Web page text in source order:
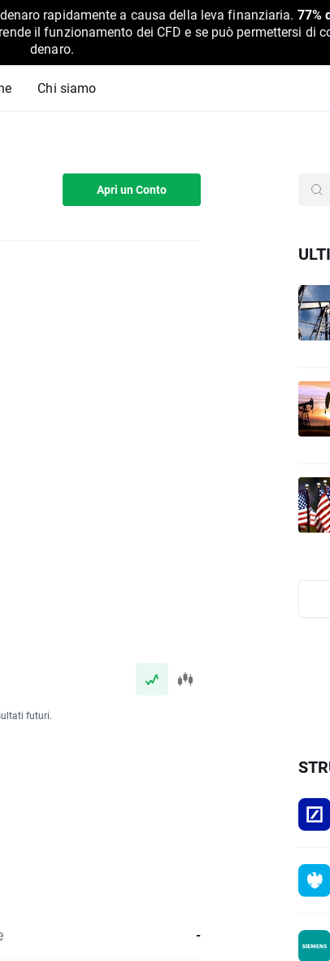
rapidamente a causa della leva finanziaria. 77%
il funzionamento dei CFD e se può permettersi di
denaro.
Chi siamo
Apri un Conto
futuri.
-